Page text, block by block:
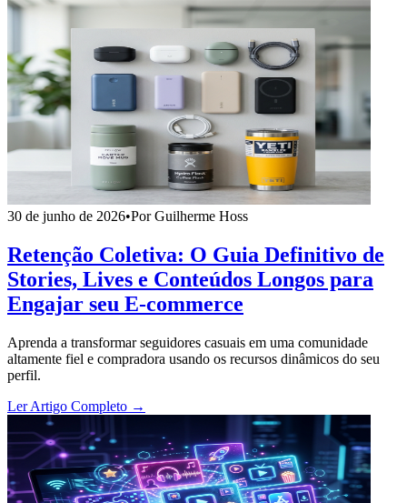
30 de junho de 2026•Por Guilherme Hoss
Retenção Coletiva: O Guia Definitivo de
Stories, Lives e Conteúdos Longos para
Engajar seu E-commerce
Aprenda a transformar seguidores casuais em uma comunidade
altamente fiel e compradora usando os recursos dinâmicos do seu
perfil.
Ler Artigo Completo →